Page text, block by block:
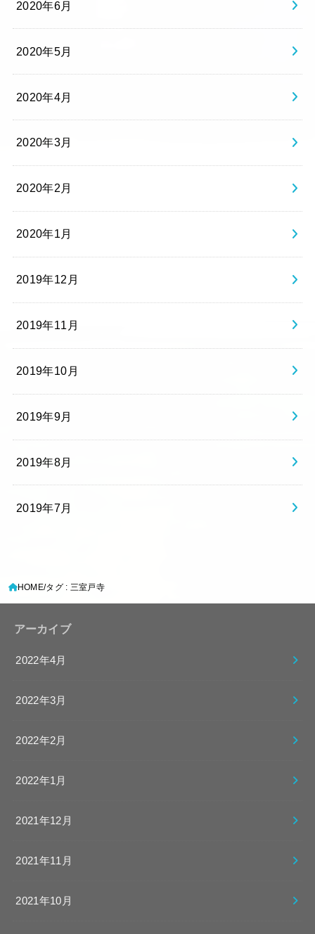
2020年6月
2020年5月
2020年4月
2020年3月
2020年2月
2020年1月
2019年12月
2019年11月
2019年10月
2019年9月
2019年8月
2019年7月
HOME タグ : 三室戸寺
アーカイブ
2022年4月
2022年3月
2022年2月
2022年1月
2021年12月
2021年11月
2021年10月